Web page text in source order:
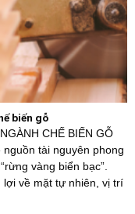
biến gỗ
CHẾ BIẾN GỖ
tài nguyên phong
vàng biển bạc”.
về mặt tự nhiên, vị trí